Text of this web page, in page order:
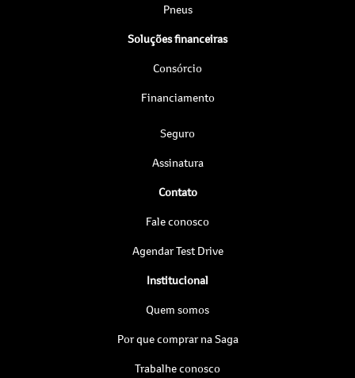
Pneus
Soluções financeiras
Consórcio
Financiamento
Seguro
Assinatura
Contato
Fale conosco
Agendar Test Drive
Institucional
Quem somos
Por que comprar na Saga
Trabalhe conosco